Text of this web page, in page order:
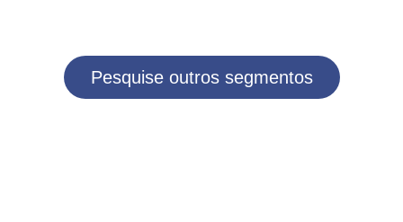
Pesquise outros segmentos